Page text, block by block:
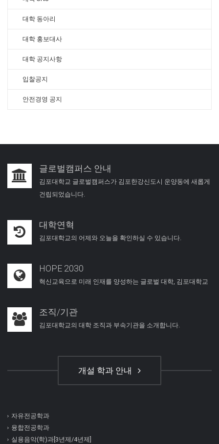
대학 동아리
대학 홍보대사
대학 공지사항
입찰공지
안전경영 공지
글로벌캠퍼스 안내
김포대학교 글로벌캠퍼스가 김포한강신도시 운양동에 새롭게
건립되었습니다.
대학연혁
김포대학교의 어제와 오늘을 확인하실 수 있습니다.
HOPE 2030
혁신교육으로 미래 인재를 양성하는 글로벌 대학, 김포대학교
조직/기관
김포대학교의 대학 조직과 부속기관을 소개합니다.
개설 학과 안내
자유전공학과
융합전공학과
실용음악(학)과[3년제/4년제]